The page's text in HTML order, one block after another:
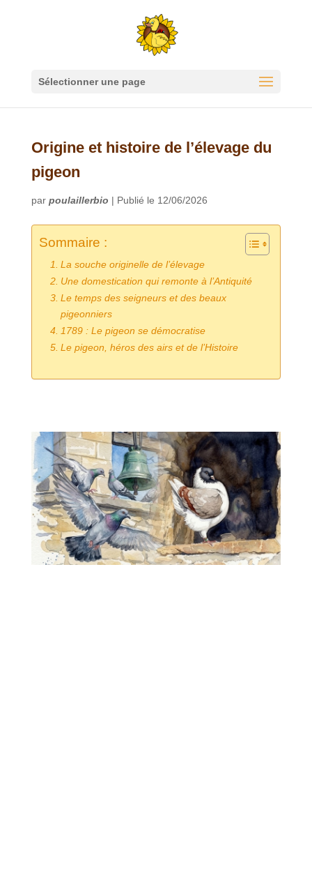
Sélectionner une page
Origine et histoire de l’élevage du
pigeon
par poulaillerbio | Publié le 12/06/2026
Sommaire :
La souche originelle de l’élevage
Une domestication qui remonte à l’Antiquité
Le temps des seigneurs et des beaux
pigeonniers
1789 : Le pigeon se démocratise
Le pigeon, héros des airs et de l’Histoire